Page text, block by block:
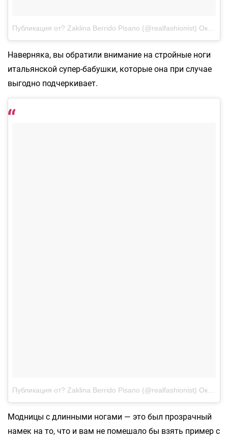
Публикация от? Zaklina Berrido Pisano (@realfashionist) Окт 18 2017 в 1:52 PDT
Наверняка, вы обратили внимание на стройные ноги
итальянской супер-бабушки, которые она при случае
выгодно подчеркивает.
Публикация от? Zaklina Berrido Pisano (@realfashionist) Окт 12 2017 в 12:06 PDT
Модницы с длинными ногами — это был прозрачный
намек на то, что и вам не помешало бы взять пример с